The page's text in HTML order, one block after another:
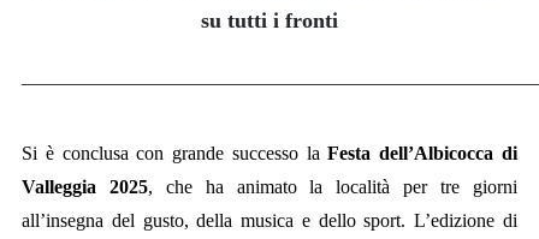
su tutti i fronti
Si è conclusa con grande successo laFesta dell’Albicocca di
Valleggia 2025, che ha animato la località per tre giorni
all’insegna del gusto, della musica e dello sport. L’edizione di